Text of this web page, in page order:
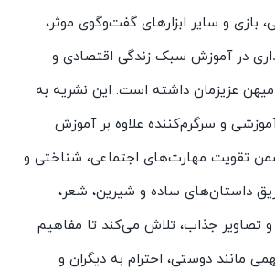
بازی و سایر ابزارهای گفت‌وگوی موثر،
در آموزش سبک زندگی اقتصادی و
عزیزمان داشته است. این نشریه به
و سرگرم‌کننده علاوه بر آموزش
تقویت مهارت‌های اجتماعی، شناختی و
داستان‌های ساده و شیرین، شعر،
و تصاویر جذاب، تلاش می‌کند تا مفاهیم
مانند دوستی، احترام به دیگران و